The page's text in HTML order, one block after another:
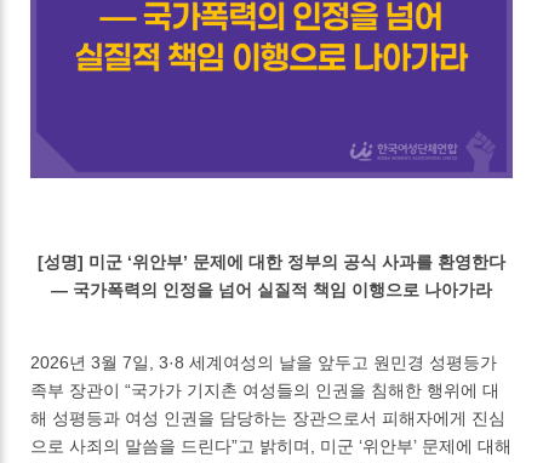
[성명] 미군 ‘위안부’ 문제에 대한 정부의 공식 사과를 환영한다
― 국가폭력의 인정을 넘어 실질적 책임 이행으로 나아가라
2026년 3월 7일, 3·8 세계여성의 날을 앞두고 원민경 성평등가
족부 장관이 “국가가 기지촌 여성들의 인권을 침해한 행위에 대
해 성평등과 여성 인권을 담당하는 장관으로서 피해자에게 진심
으로 사죄의 말씀을 드린다”고 밝히며, 미군 ‘위안부’ 문제에 대해